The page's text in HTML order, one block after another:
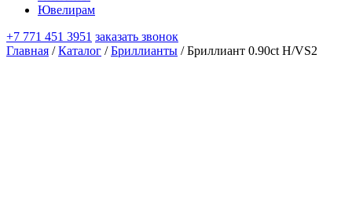
Ювелирам
+7 771 451 3951 заказать звонок
Главная /Каталог /Бриллианты / Бриллиант 0.90ct H/VS2